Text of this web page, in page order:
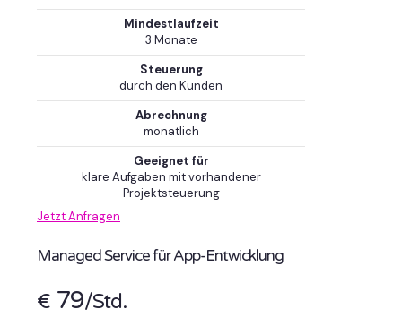
Mindestlaufzeit
3 Monate
Steuerung
durch den Kunden
Abrechnung
monatlich
Geeignet für
klare Aufgaben mit vorhandener
Projektsteuerung
Jetzt Anfragen
Managed Service für App-Entwicklung
€ 79/Std.